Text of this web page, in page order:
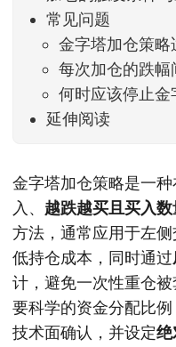
常见问题
金字塔加仓策略
每次加仓的跌幅
何时应该停止金
延伸阅读
金字塔加仓策略是一
入、 越跌越买且买入
方法，通常应用于左
低持仓成本，同时通过
计，避免一次性重仓
要科学的资金分配比
技术面确认，并设定绝